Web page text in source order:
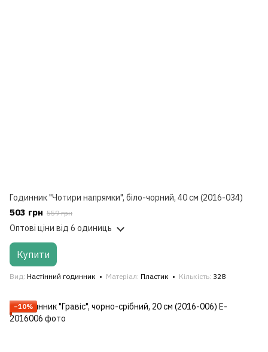
Годинник "Чотири напрямки", біло-чорний, 40 см (2016-034)
503 грн 559 грн
Оптові ціни від 6 одиниць
Купити
Вид Настінний годинник Матеріал Пластик Кількість 328
−10%